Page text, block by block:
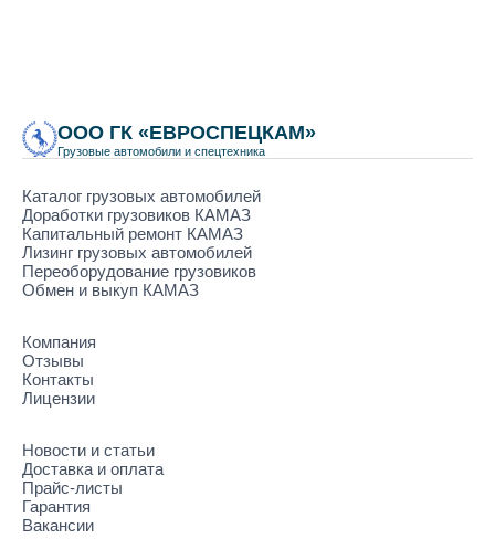
ООО ГК «ЕВРОСПЕЦКАМ»
Грузовые автомобили и спецтехника
Каталог грузовых автомобилей
Доработки грузовиков КАМАЗ
Капитальный ремонт КАМАЗ
Лизинг грузовых автомобилей
Переоборудование грузовиков
Обмен и выкуп КАМАЗ
Компания
Отзывы
Контакты
Лицензии
Новости и статьи
Доставка и оплата
Прайс-листы
Гарантия
Вакансии